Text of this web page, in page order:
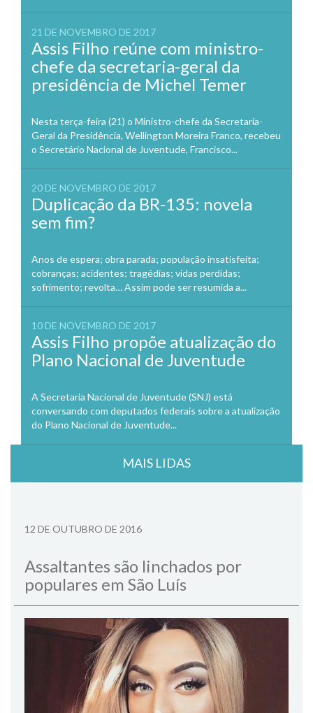
21 DE NOVEMBRO DE 2017
Assis Filho reúne com ministro-
chefe da secretaria-geral da
presidência de Michel Temer
Nesta terça-feira (21) o Ministro-chefe da Secretaria-
Geral da Presidência, Wellington Moreira Franco, recebeu
o Secretário Nacional de Juventude, Francisco...
20 DE NOVEMBRO DE 2017
Duplicação da BR-135: novela
sem fim?
Anos de espera; obra parada; população insatisfeita;
cobranças; acidentes; tragédias; vidas perdidas;
sofrimento; revolta… Assim pode ser resumida a...
10 DE NOVEMBRO DE 2017
Assis Filho propõe atualização do
Plano Nacional de Juventude
A Secretaria Nacional de Juventude (SNJ) está
conversando com deputados federais sobre a atualização
do Plano Nacional de Juventude...
MAIS LIDAS
12 DE OUTUBRO DE 2016
Assaltantes são linchados por
populares em São Luís